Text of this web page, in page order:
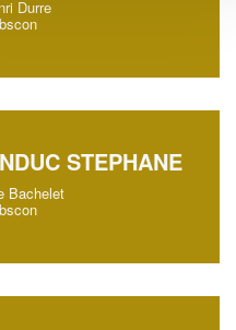
Durre
STEPHANE
Bachelet